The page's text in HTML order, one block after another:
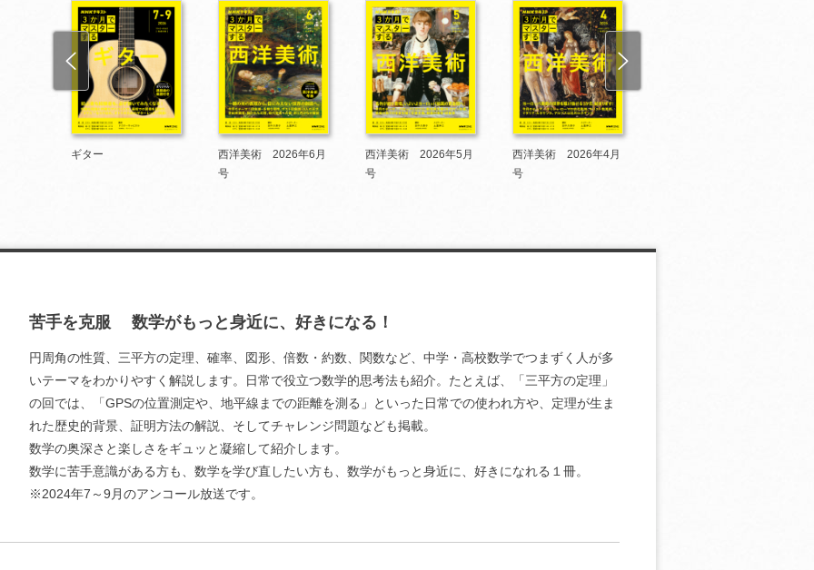
ギター
西洋美術 2026年6月
号
西洋美術 2026年5月
号
西洋美術 2026年4月
号
苦手を克服 数学がもっと身近に、好きになる！
円周角の性質、三平方の定理、確率、図形、倍数・約数、関数など、中学・高校数学でつまずく人が多
いテーマをわかりやすく解説します。日常で役立つ数学的思考法も紹介。たとえば、「三平方の定理」
の回では、「GPSの位置測定や、地平線までの距離を測る」といった日常での使われ方や、定理が生ま
れた歴史的背景、証明方法の解説、そしてチャレンジ問題なども掲載。
数学の奥深さと楽しさをギュッと凝縮して紹介します。
数学に苦手意識がある方も、数学を学び直したい方も、数学がもっと身近に、好きになれる１冊。
※2024年7～9月のアンコール放送です。